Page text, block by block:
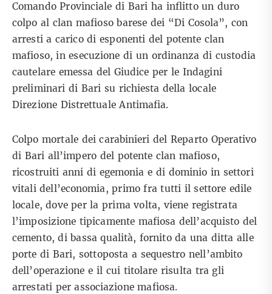
Comando Provinciale di Bari ha inflitto un duro
colpo al clan mafioso barese dei “Di Cosola”, con
arresti a carico di esponenti del potente clan
mafioso, in esecuzione di un ordinanza di custodia
cautelare emessa del Giudice per le Indagini
preliminari di Bari su richiesta della locale
Direzione Distrettuale Antimafia.
Colpo mortale dei carabinieri del Reparto Operativo
di Bari all’impero del potente clan mafioso,
ricostruiti anni di egemonia e di dominio in settori
vitali dell’economia, primo fra tutti il settore edile
locale, dove per la prima volta, viene registrata
l’imposizione tipicamente mafiosa dell’acquisto del
cemento, di bassa qualità, fornito da una ditta alle
porte di Bari, sottoposta a sequestro nell’ambito
dell’operazione e il cui titolare risulta tra gli
arrestati per associazione mafiosa.